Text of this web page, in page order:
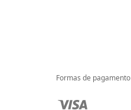
Formas de pagamento